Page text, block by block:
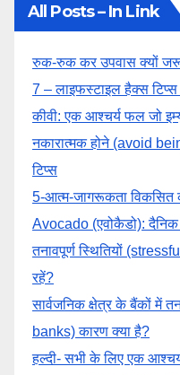
All Posts – In Link
रुक-रुक कर उपवास क्यों
7 – लाइफस्टाइल हैक्स
कीवी: एक आश्चर्य फल जो
नकारात्मक होने (avoid
टिप्स
5-आत्म-जागरूकता विकसित
Avocado (एवोकैडो):
तनावपूर्ण स्थितियों
रहें?
सार्वजनिक क्षेत्र के बैंकों में
banks) कारण क्या है?
हल्दी- सभी के लिए एक